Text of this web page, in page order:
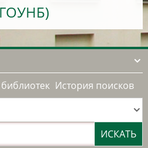
История поисков